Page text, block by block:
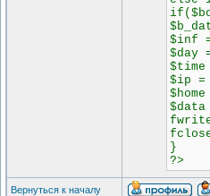
$inf
$day
$ip =
}
?>
Вернуться к началу